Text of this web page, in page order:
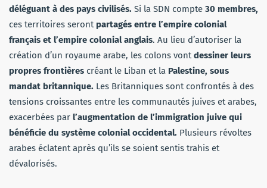
déléguant à des pays civilisés. Si la SDN compte 30 membres,
ces territoires seront partagés entre l’empire colonial
français et l’empire colonial anglais. Au lieu d’autoriser la
création d’un royaume arabe, les colons vontdessiner leurs
propres frontières créant le Liban et la Palestine, sous
mandat britannique. Les Britanniques sont confrontés à des
tensions croissantes entre les communautés juives et arabes,
exacerbées par l’augmentation de l’immigration juive qui
bénéficie du système colonial occidental. Plusieurs révoltes
arabes éclatent après qu’ils se soient sentis trahis et
dévalorisés.